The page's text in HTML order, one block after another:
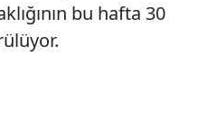
bu hafta 30